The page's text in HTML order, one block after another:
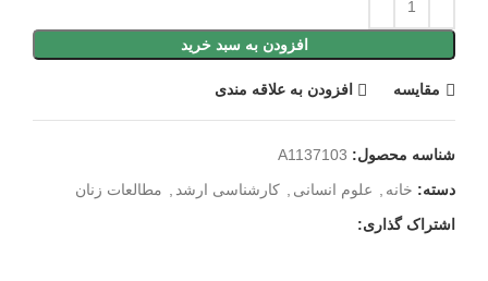
افزودن به سبد خرید
مقايسه افزودن به علاقه مندی
شناسه محصول: A1137103
دسته: خانه علوم انسانی کارشناسی ارشد
مطالعات زنان
اشتراک گذاری: